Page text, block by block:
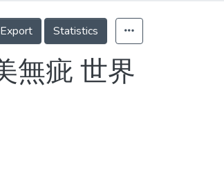
Export Statistics
無疵 世界